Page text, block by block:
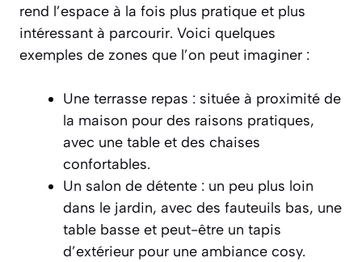
rend l’espace à la fois plus pratique et plus
intéressant à parcourir. Voici quelques
exemples de zones que l’on peut imaginer :
Une terrasse repas : située à proximité de
la maison pour des raisons pratiques,
avec une table et des chaises
confortables.
Un salon de détente : un peu plus loin
dans le jardin, avec des fauteuils bas, une
table basse et peut-être un tapis
d’extérieur pour une ambiance cosy.